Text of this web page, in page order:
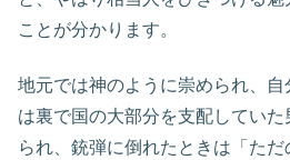
ことが分かります。
地元では神のように崇められ、
は裏で国の大部分を支配してい
られ、銃弾に倒れたときは「た